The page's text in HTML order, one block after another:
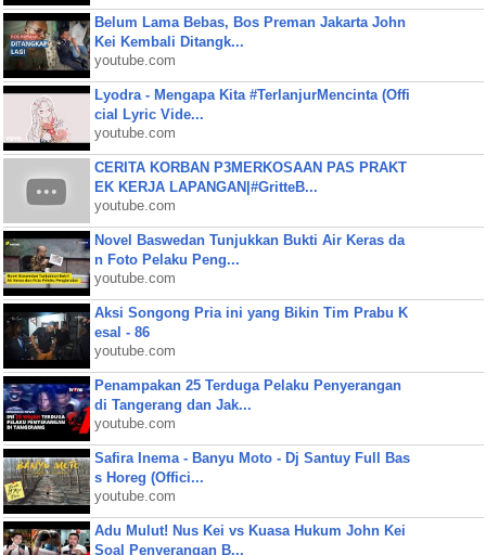
Belum Lama Bebas, Bos Preman Jakarta John
Kei Kembali Ditangk...
youtube.com
Lyodra - Mengapa Kita #TerlanjurMencinta (Offi
cial Lyric Vide...
youtube.com
CERITA KORBAN P3MERKOSAAN PAS PRAKT
EK KERJA LAPANGAN|#GritteB...
youtube.com
Novel Baswedan Tunjukkan Bukti Air Keras da
n Foto Pelaku Peng...
youtube.com
Aksi Songong Pria ini yang Bikin Tim Prabu K
esal - 86
youtube.com
Penampakan 25 Terduga Pelaku Penyerangan
di Tangerang dan Jak...
youtube.com
Safira Inema - Banyu Moto - Dj Santuy Full Bas
s Horeg (Offici...
youtube.com
Adu Mulut! Nus Kei vs Kuasa Hukum John Kei
Soal Penyerangan B...